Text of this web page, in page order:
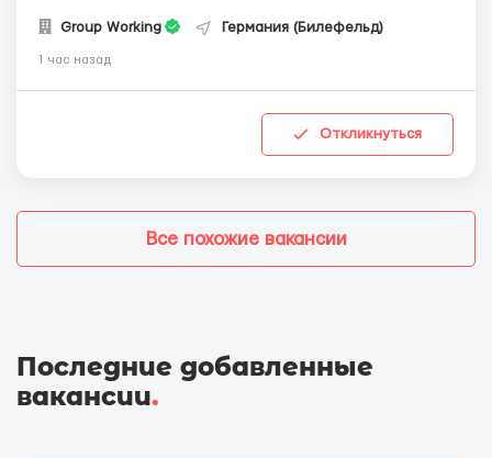
Group Working Германия (Билефельд)
1 час назад
Откликнуться
Все похожие вакансии
Последние добавленные
вакансии.